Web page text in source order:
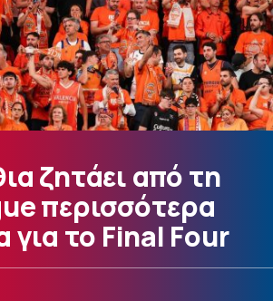
ζητάει από τη
περισσότερα
για το Final Four